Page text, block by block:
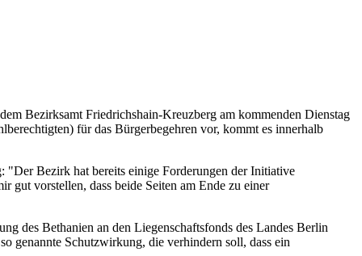
Bezirksamt Friedrichshain-Kreuzberg am kommenden Dienstag
für das Bürgerbegehren vor, kommt es innerhalb
"Der Bezirk hat bereits einige Forderungen der Initiative
vorstellen, dass beide Seiten am Ende zu einer
des Bethanien an den Liegenschaftsfonds des Landes Berlin
genannte Schutzwirkung, die verhindern soll, dass ein